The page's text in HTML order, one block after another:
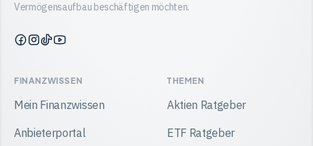
Vermögensaufbau beschäftigen möchten.
Finanzwissen
Facebook
Finanzwissen
Instagram
Finanzwissen
TikTok
Finanzwissen
YouTube
FINANZWISSEN
Mein Finanzwissen
Anbieterportal
THEMEN
Aktien Ratgeber
ETF Ratgeber